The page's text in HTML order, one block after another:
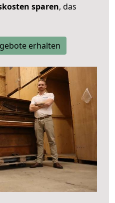
sparen, das
erhalten